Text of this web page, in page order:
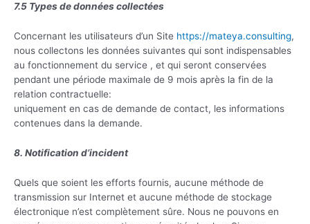
7.5 Types de données collectées
Concernant les utilisateurs d’un Site https://mateya.consulting,
nous collectons les données suivantes qui sont indispensables
au fonctionnement du service , et qui seront conservées
pendant une période maximale de 9 mois après la fin de la
relation contractuelle:
uniquement en cas de demande de contact, les informations
contenues dans la demande.
8. Notification d’incident
Quels que soient les efforts fournis, aucune méthode de
transmission sur Internet et aucune méthode de stockage
électronique n’est complètement sûre. Nous ne pouvons en